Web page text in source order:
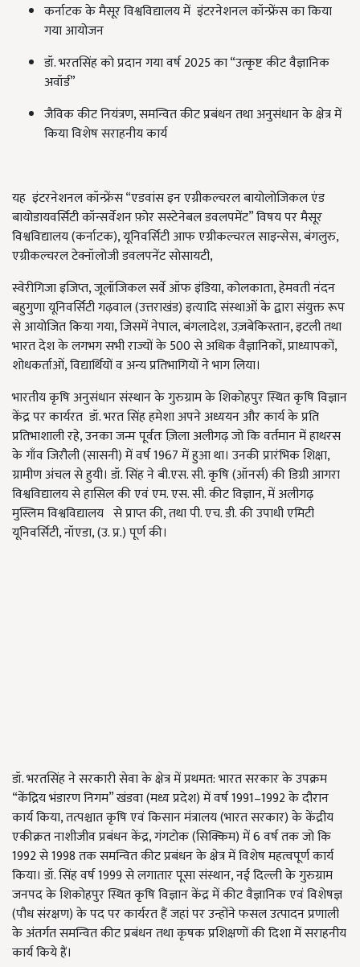
कर्नाटक के मैसूर विश्वविद्यालय में इंटरनेशनल कॉन्फ्रेंस का किया
गया आयोजन
डॉ. भरतसिंह को प्रदान गया वर्ष 2025 का “उत्कृष्ट कीट वैज्ञानिक
अवॉर्ड”
जैविक कीट नियंत्रण, समन्वित कीट प्रबंधन तथा अनुसंधान के क्षेत्र में
किया विशेष सराहनीय कार्य
यह इंटरनेशनल कॉन्फ्रेंस “एडवांस इन एग्रीकल्चरल बायोलोजिकल एंड
बायोडायवर्सिटी कॉन्सर्वेशन फ़ोर सस्टेनेबल डवलपमेंट” विषय पर मैसूर
विश्वविद्यालय (कर्नाटक), यूनिवर्सिटी आफ एग्रीकल्चरल साइन्सेस, बंगलुरु,
एग्रीकल्चरल टेक्नॉलोजी डवलपनेंट सोसायटी,
स्वेरीगिजा इजिप्त, जूलॉजिकल सर्वे ऑफ इंडिया, कोलकाता, हेमवती नंदन
बहुगुणा यूनिवर्सिटी गढ़वाल (उत्तराखंड) इत्यादि संस्थाओं के द्वारा संयुक्त रूप
से आयोजित किया गया, जिसमें नेपाल, बंगलादेश, उज़बेकिस्तान, इटली तथा
भारत देश के लगभग सभी राज्यों के 500 से अधिक वैज्ञानिकों, प्राध्यापकों,
शोधकर्ताओं, विद्यार्थियों व अन्य प्रतिभागियों ने भाग लिया।
भारतीय कृषि अनुसंधान संस्थान के गुरुग्राम के शिकोहपुर स्थित कृषि विज्ञान
केंद्र पर कार्यरत डॉ. भरत सिंह हमेशा अपने अध्ययन और कार्य के प्रति
प्रतिभाशाली रहे, उनका जन्म पूर्वतः ज़िला अलीगढ़ जो कि वर्तमान में हाथरस
के गाँव जिरौली (सासनी) में वर्ष 1967 में हुआ था। उनकी प्रारंभिक शिक्षा,
ग्रामीण अंचल से हुयी। डॉ. सिंह ने बी.एस. सी. कृषि (ऑनर्स) की डिग्री आगरा
विश्वविद्यालय से हासिल की एवं एम. एस. सी. कीट विज्ञान, में अलीगढ़
मुस्लिम विश्वविद्यालय से प्राप्त की, तथा पी. एच. डी. की उपाधी एमिटी
यूनिवर्सिटी, नॉएडा, (उ. प्र.) पूर्ण की।
डॉ. भरतसिंह ने सरकारी सेवा के क्षेत्र में प्रथमत: भारत सरकार के उपक्रम
“केंद्रिय भंडारण निगम” खंडवा (मध्य प्रदेश) में वर्ष 1991–1992 के दौरान
कार्य किया, तत्पश्चात कृषि एवं किसान मंत्रालय (भारत सरकार) के केंद्रीय
एकीक्रत नाशीजीव प्रबंधन केंद्र, गंगटोक (सिक्किम) में 6 वर्ष तक जो कि
1992 से 1998 तक समन्वित कीट प्रबंधन के क्षेत्र में विशेष महत्वपूर्ण कार्य
किया। डॉ. सिंह वर्ष 1999 से लगातार पूसा संस्थान, नई दिल्ली के गुरुग्राम
जनपद के शिकोहपुर स्थित कृषि विज्ञान केंद्र में कीट वैज्ञानिक एवं विशेषज्ञ
(पौध संरक्षण) के पद पर कार्यरत हैं जहां पर उन्होंने फसल उत्पादन प्रणाली
के अंतर्गत समन्वित कीट प्रबंधन तथा कृषक प्रशिक्षणों की दिशा में सराहनीय
कार्य किये हैं।